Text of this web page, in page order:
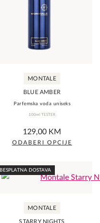
variants.
The
may
on
the
product
page
MONTALE
BLUE AMBER
Parfemska voda uniseks
100ml TESTER
5,0
rating
129,00 KM
ODABERI OPCIJE
product
has
BESPLATNA DOSTAVA
MONTALE
STARRY NIGHTS